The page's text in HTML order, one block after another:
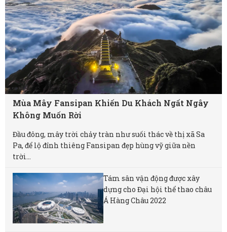
Mùa Mây Fansipan Khiến Du Khách Ngất Ngây
Không Muốn Rời
Đầu đông, mây trời chảy tràn như suối thác về thị xã Sa
Pa, để lộ đỉnh thiêng Fansipan đẹp hùng vỹ giữa nền
trời...
Tám sân vận động được xây
dựng cho Đại hội thể thao châu
Á Hàng Châu 2022